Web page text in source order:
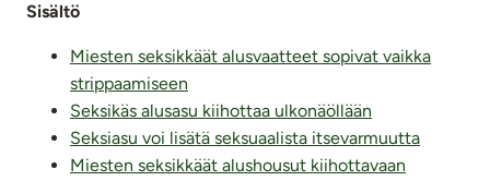
Sisältö
Miesten seksikkäät alusvaatteet sopivat vaikka
strippaamiseen
Seksikäs alusasu kiihottaa ulkonäöllään
Seksiasu voi lisätä seksuaalista itsevarmuutta
Miesten seksikkäät alushousut kiihottavaan